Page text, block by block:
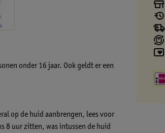
onder 16 jaar. Ook geldt er een
op de huid aanbrengen, lees voor
8 uur zitten, was intussen de huid